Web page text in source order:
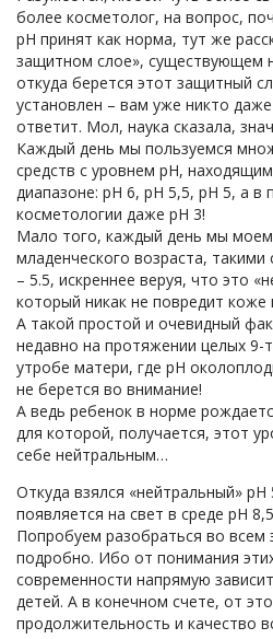
более косметолог, на вопрос,
рН принят как норма, тут же
защитном слое», существующем
откуда берется этот защитный
установлен – вам уже никто
ответит. Мол, наука сказала,
Каждый день мы пользуемся
средств с уровнем рН,
диапазоне: рН 6, рН 5,5, рН 5, а в
косметологии даже рН 3!
Мало того, каждый день мы моем
младенческого возраста,
– 5.5, искреннее веруя, что это
который никак не повредит
А такой простой и очевидный
недавно на протяжении целых 9-
утробе матери, где рН
не берется во внимание!
А ведь ребенок в норме
для которой, получается, этот
себе нейтральным…
Откуда взялся «нейтральный» рН
появляется на свет в среде рН
Попробуем разобраться во всем
подробно. Ибо от понимания
современности напрямую
детей. А в конечном счете, от
продолжительность и качество